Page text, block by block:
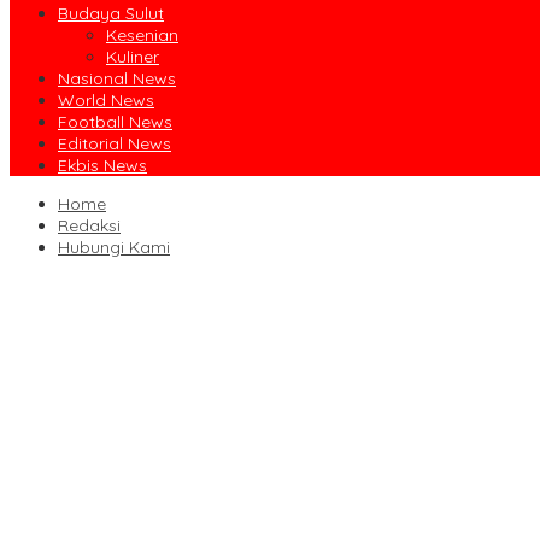
Budaya Sulut
Kesenian
Kuliner
Nasional News
World News
Football News
Editorial News
Ekbis News
Home
Redaksi
Hubungi Kami